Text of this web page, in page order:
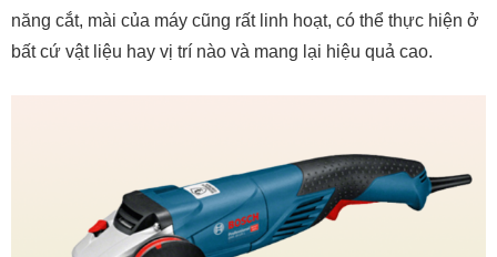
năng cắt, mài của máy cũng rất linh hoạt, có thể thực hiện ở
bất cứ vật liệu hay vị trí nào và mang lại hiệu quả cao.